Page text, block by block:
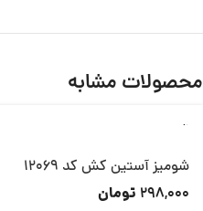
محصولات مشابه
ناموجود
شومیز آستین کش کد 12069
298,000 تومان